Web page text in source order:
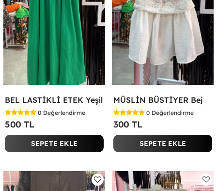
BEL LASTİKLİ ETEK Yeşil
0 Değerlendirme
500 TL
SEPETE EKLE
MÜSLİN BÜSTİYER Bej
0 Değerlendirme
300 TL
SEPETE EKLE